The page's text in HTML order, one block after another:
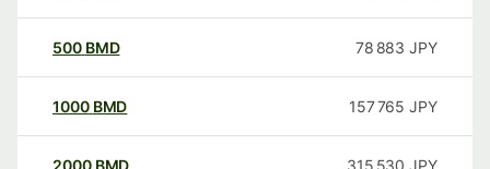
500 BMD 78 883 JPY
1000 BMD 157 765 JPY